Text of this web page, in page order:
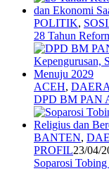
POLITIK,
28 Tahun
ACEH,
DPD BM PAN
BANTEN,
PROFIL23/04/
Soparosi